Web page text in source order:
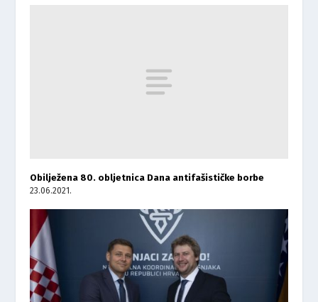
Obilježena 80. obljetnica Dana antifašističke borbe
23.06.2021.